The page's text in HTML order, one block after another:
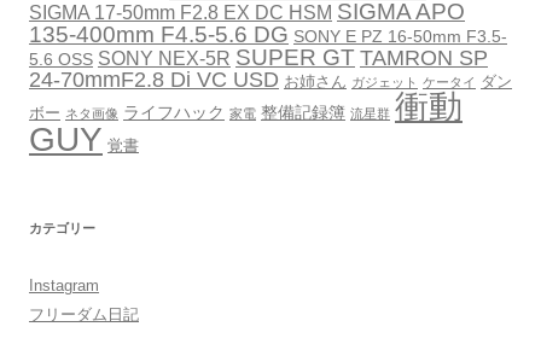
SIGMA 17-50mm F2.8 EX DC HSM SIGMA APO
135-400mm F4.5-5.6 DG SONY E PZ 16-50mm F3.5-
5.6 OSS SONY NEX-5R SUPER GTTAMRON SP
24-70mmF2.8 Di VC USD お姉さん ガジェット ケータイ ダン
ボー ネタ画像 ライフハック 家電 整備記録簿 流星群 衝動
GUY 覚書
カテゴリー
Instagram
フリーダム日記